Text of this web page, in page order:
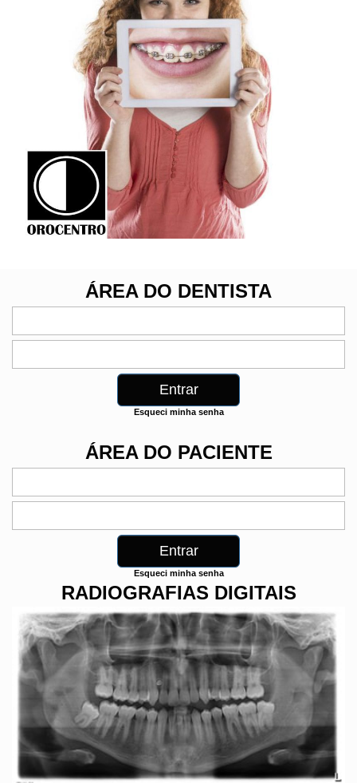
ÁREA DO DENTISTA
Esqueci minha senha
ÁREA DO PACIENTE
Esqueci minha senha
RADIOGRAFIAS DIGITAIS